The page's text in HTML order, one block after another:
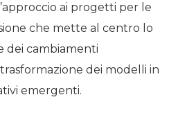
ai progetti per le
che mette al centro lo
dei cambiamenti
dei modelli in
emergenti.